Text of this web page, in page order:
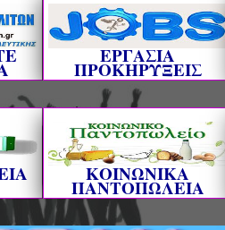
ΕΡΓΑΣΙΑ
ΠΡΟΚΗΡΥΞΕΙΣ
ΚΟΙΝΩΝΙΚΑ
ΠΑΝΤΟΠΩΛΕΙΑ